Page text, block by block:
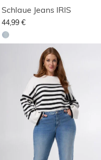
Schlaue Jeans IRIS
44,99 €